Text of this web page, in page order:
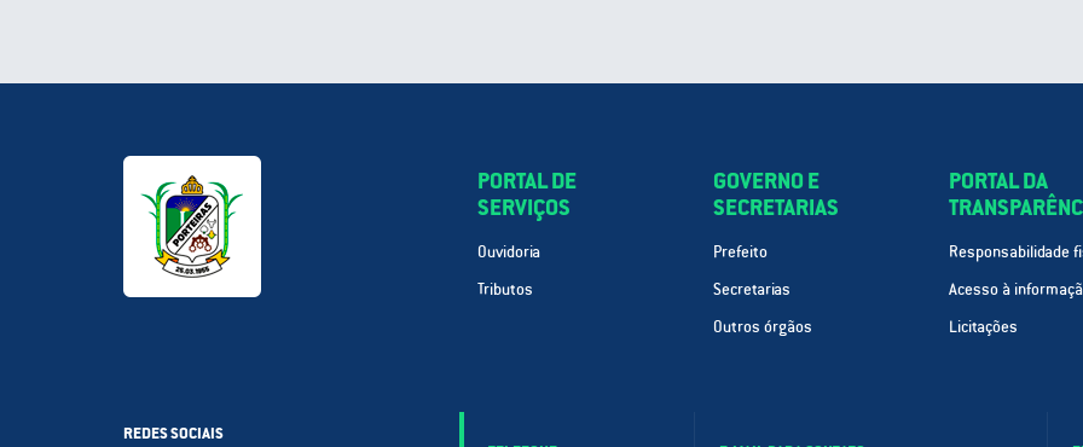
PORTAL DE
SERVIÇOS
Ouvidoria
Tributos
GOVERNO E
SECRETARIAS
Prefeito
Secretarias
Outros órgãos
PORTAL DA
Responsabilidade
Acesso à
Licitações
REDES SOCIAIS